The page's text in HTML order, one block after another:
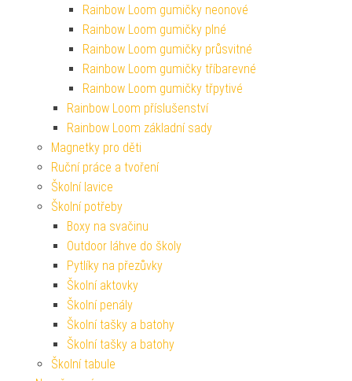
Rainbow Loom gumičky neonové
Rainbow Loom gumičky plné
Rainbow Loom gumičky průsvitné
Rainbow Loom gumičky tříbarevné
Rainbow Loom gumičky třpytivé
Rainbow Loom příslušenství
Rainbow Loom základní sady
Magnetky pro děti
Ruční práce a tvoření
Školní lavice
Školní potřeby
Boxy na svačinu
Outdoor láhve do školy
Pytlíky na přezůvky
Školní aktovky
Školní penály
Školní tašky a batohy
Školní tašky a batohy
Školní tabule